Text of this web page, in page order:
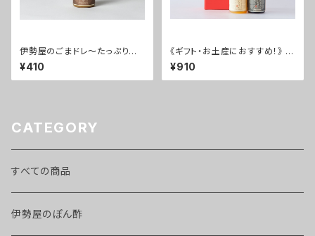
伊勢屋のごまドレ～たっぷりご
まの風味香るオリジナルドレッシ
ング
¥410
《ギフト・お土産におすすめ！》 く
ろぽん・しろぽん ミニサイズ2本
セット
¥910
CATEGORY
すべての商品
伊勢屋のぽん酢